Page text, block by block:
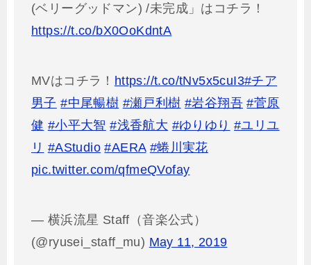
(ベリーグッドマン) /未完成」はコチラ！
https://t.co/bX0OoKdntA
MVはコチラ！ https://t.co/tNv5x5cuI3#チア
男子 #中尾暢樹 #瀬戸利樹 #岩谷翔吾 #菅原
健 #小平大智 #浅香航大 #ゆりゆり #ユリユ
リ #AStudio #AERA #蜷川実花
pic.twitter.com/qfmeQVofay
— 横浜流星 Staff（音楽公式）
(@ryusei_staff_mu) May 11, 2019